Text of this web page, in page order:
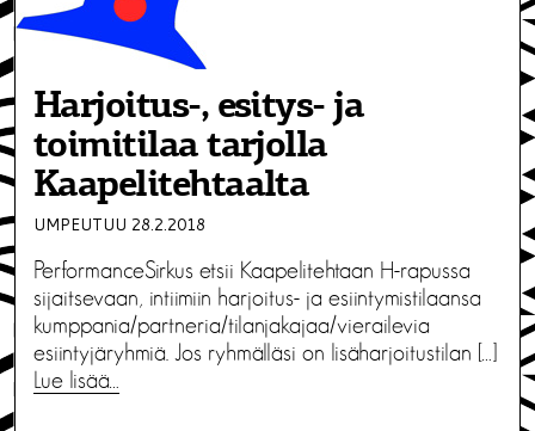
Harjoitus-, esitys- ja
toimitilaa tarjolla
Kaapelitehtaalta
UMPEUTUU 28.2.2018
PerformanceSirkus etsii Kaapelitehtaan H-rapussa
sijaitsevaan, intiimiin harjoitus- ja esiintymistilaansa
kumppania/partneria/tilanjakajaa/vierailevia
esiintyjäryhmiä. Jos ryhmälläsi on lisäharjoitustilan […]
Lue lisää…